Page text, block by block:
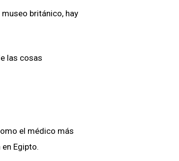
británico, hay
las cosas
el médico más
Egipto.